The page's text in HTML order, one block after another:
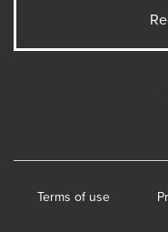
Terms of use